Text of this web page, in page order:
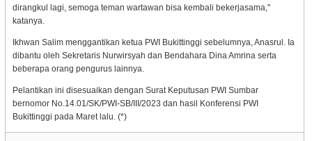
dirangkul lagi, semoga teman wartawan bisa kembali bekerjasama,"
katanya.
Ikhwan Salim menggantikan ketua PWI Bukittinggi sebelumnya, Anasrul. Ia
dibantu oleh Sekretaris Nurwirsyah dan Bendahara Dina Amrina serta
beberapa orang pengurus lainnya.
Pelantikan ini disesuaikan dengan Surat Keputusan PWI Sumbar
bernomor No.14.01/SK/PWI-SB/III/2023 dan hasil Konferensi PWI
Bukittinggi pada Maret lalu. (*)